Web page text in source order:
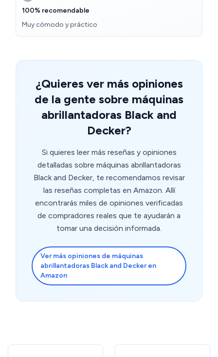
100% recomendable
Muy cómodo y práctico
¿Quieres ver más opiniones
de la gente sobre máquinas
abrillantadoras Black and
Decker?
Si quieres leer más reseñas y opiniones
detalladas sobre máquinas abrillantadoras
Black and Decker, te recomendamos revisar
las reseñas completas en Amazon. Allí
encontrarás miles de opiniones verificadas
de compradores reales que te ayudarán a
tomar una decisión informada.
Ver más opiniones de máquinas
abrillantadoras Black and Decker en
Amazon